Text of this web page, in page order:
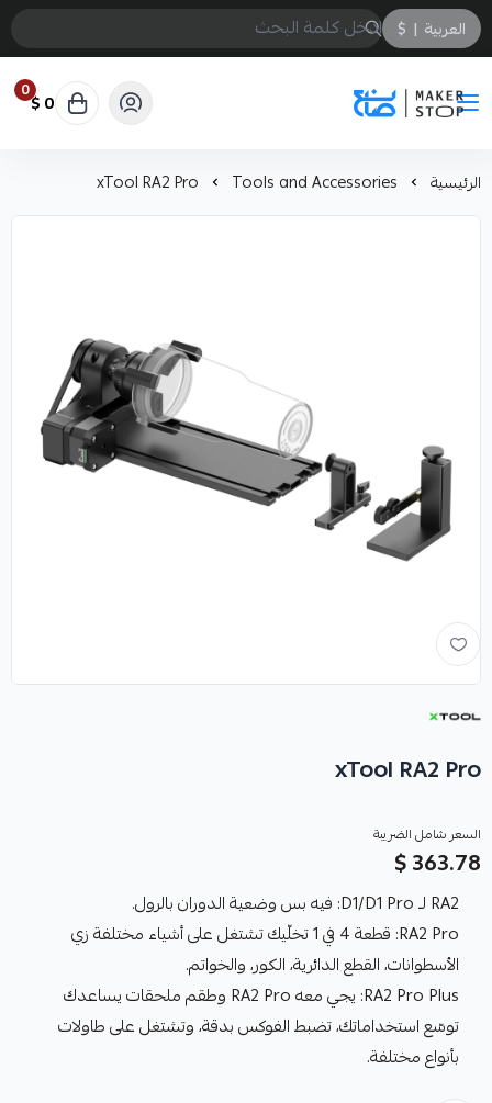
العربية |
$
صانع
0 0 $
الرئيسية Tools and Accessories
xTool RA2 Pro
xTool RA2 Pro
السعر شامل الضريبة
363.78 $
RA2 لـ D1/D1 Pro: فيه بس وضعية الدوران بالرول.
RA2 Pro: قطعة 4 في 1 تخلّيك تشتغل على أشياء مختلفة زي
الأسطوانات، القطع الدائرية، الكور، والخواتم.
RA2 Pro Plus: يجي معه RA2 Pro وطقم ملحقات يساعدك
توسّع استخداماتك، تضبط الفوكس بدقة، وتشتغل على طاولات
بأنواع مختلفة.